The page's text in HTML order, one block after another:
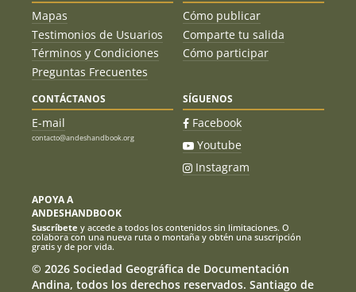
Mapas
Testimonios de Usuarios
Términos y Condiciones
Preguntas Frecuentes
Cómo publicar
Comparte tu salida
Cómo participar
CONTÁCTANOS
E-mail
contacto@andeshandbook.org
SÍGUENOS
Facebook
Youtube
Instagram
APOYA A
ANDESHANDBOOK
Suscríbete y accede a todos los contenidos sin limitaciones. O
colabora con una nueva ruta o montaña y obtén una suscripción
gratis y de por vida.
© 2026 Sociedad Geográfica de Documentación
Andina, todos los derechos reservados. Santiago de